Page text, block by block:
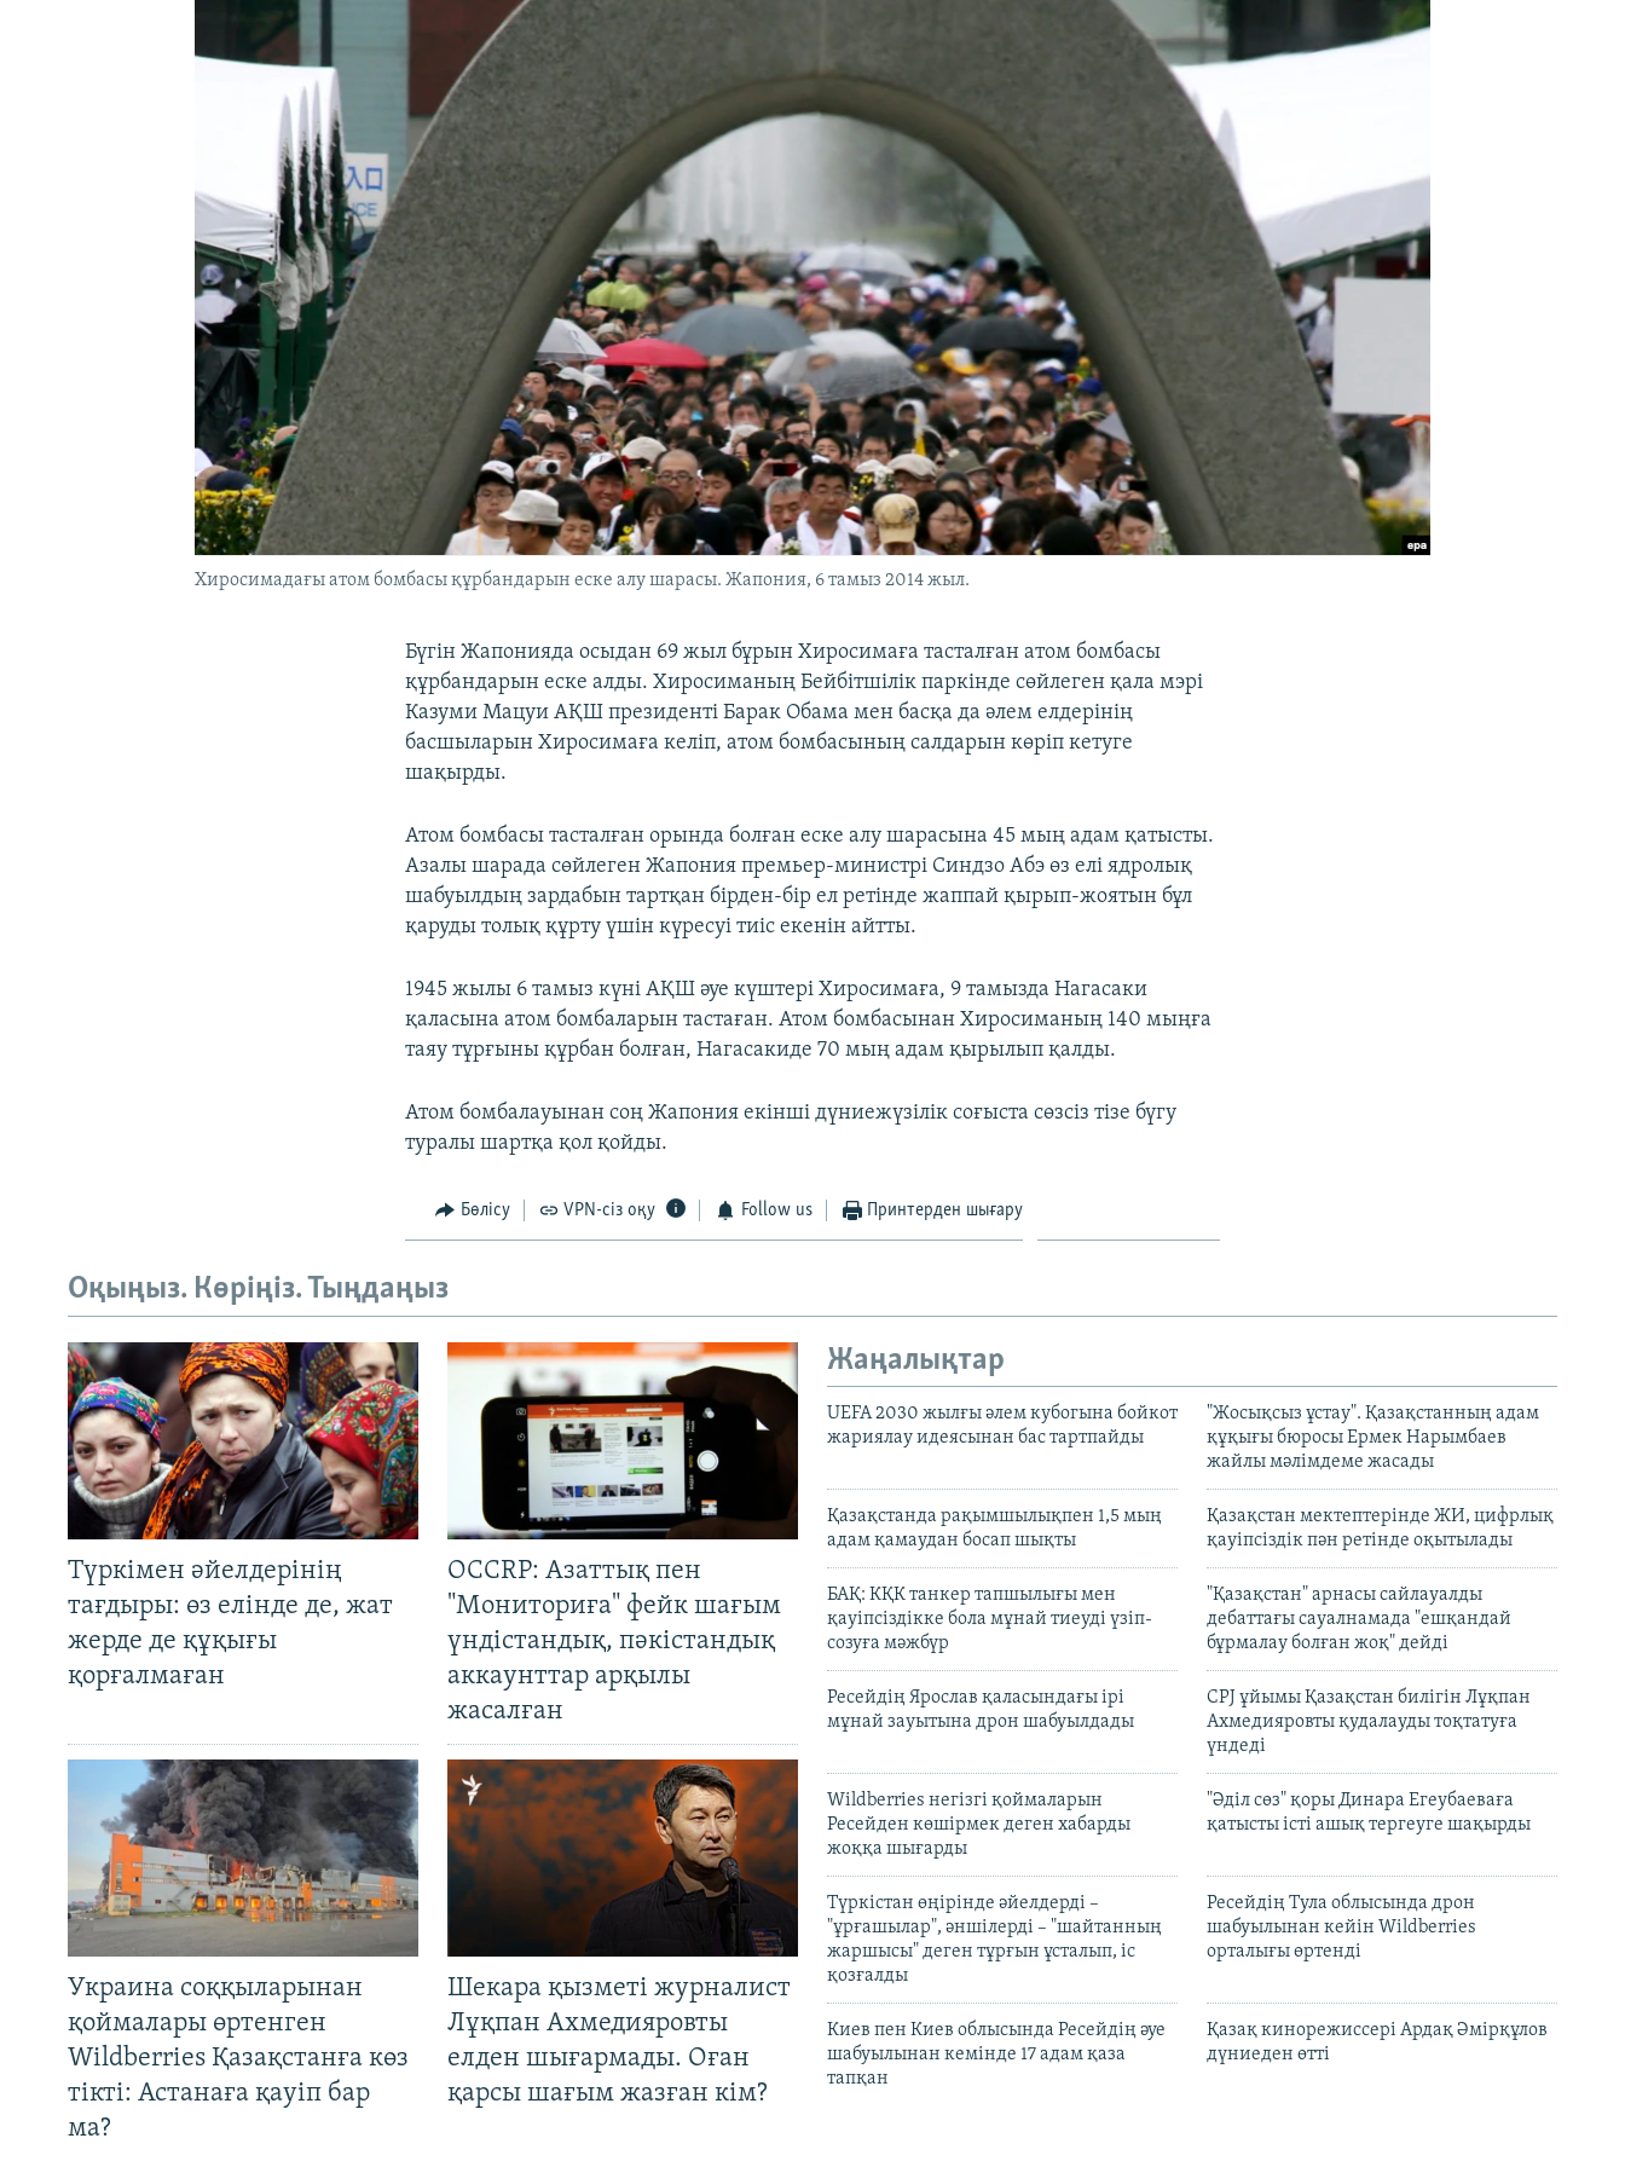
Хиросимадағы атом бомбасы құрбандарын еске алу шарасы. Жапония, 6 тамыз 2014 жыл.
Бүгін Жапонияда осыдан 69 жыл бұрын Хиросимаға тасталған атом бомбасы
құрбандарын еске алды. Хиросиманың Бейбітшілік паркінде сөйлеген қала мэрі
Казуми Мацуи АҚШ президенті Барак Обама мен басқа да әлем елдерінің
басшыларын Хиросимаға келіп, атом бомбасының салдарын көріп кетуге
шақырды.
Атом бомбасы тасталған орында болған еске алу шарасына 45 мың адам қатысты.
Азалы шарада сөйлеген Жапония премьер-министрі Синдзо Абэ өз елі ядролық
шабуылдың зардабын тартқан бірден-бір ел ретінде жаппай қырып-жоятын бұл
қаруды толық құрту үшін күресуі тиіс екенін айтты.
1945 жылы 6 тамыз күні АҚШ әуе күштері Хиросимаға, 9 тамызда Нагасаки
қаласына атом бомбаларын тастаған. Атом бомбасынан Хиросиманың 140 мыңға
таяу тұрғыны құрбан болған, Нагасакиде 70 мың адам қырылып қалды.
Атом бомбалауынан соң Жапония екінші дүниежүзілік соғыста сөзсіз тізе бүгу
туралы шартқа қол қойды.
Бөлісу VPN-сіз оқу Follow us Принтерден шығару
Оқыңыз. Көріңіз. Тыңдаңыз
Түркімен әйелдерінің
тағдыры: өз елінде де, жат
жерде де құқығы
қорғалмаған
OCCRP: Азаттық пен
"Мониториға" фейк шағым
үндістандық, пәкістандық
аккаунттар арқылы
жасалған
Украина соққыларынан
қоймалары өртенген
Wildberries Қазақстанға көз
тікті: Астанаға қауіп бар
ма?
Шекара қызметі журналист
Лұқпан Ахмедияровты
елден шығармады. Оған
қарсы шағым жазған кім?
Жаңалықтар
UEFA 2030 жылғы әлем кубогына бойкот
жариялау идеясынан бас тартпайды
"Жосықсыз ұстау". Қазақстанның адам
құқығы бюросы Ермек Нарымбаев
жайлы мәлімдеме жасады
Қазақстанда рақымшылықпен 1,5 мың
адам қамаудан босап шықты
Қазақстан мектептерінде ЖИ, цифрлық
қауіпсіздік пән ретінде оқытылады
БАҚ: КҚК танкер тапшылығы мен
қауіпсіздікке бола мұнай тиеуді үзіп-
созуға мәжбүр
"Қазақстан" арнасы сайлауалды
дебаттағы сауалнамада "ешқандай
бұрмалау болған жоқ" дейді
Ресейдің Ярослав қаласындағы ірі
мұнай зауытына дрон шабуылдады
CPJ ұйымы Қазақстан билігін Лұқпан
Ахмедияровты қудалауды тоқтатуға
үндеді
Wildberries негізгі қоймаларын
Ресейден көшірмек деген хабарды
жоққа шығарды
"Әділ сөз" қоры Динара Егеубаеваға
қатысты істі ашық тергеуге шақырды
Түркістан өңірінде әйелдерді –
"ұрғашылар", әншілерді – "шайтанның
жаршысы" деген тұрғын ұсталып, іс
қозғалды
Ресейдің Тула облысында дрон
шабуылынан кейін Wildberries
орталығы өртенді
Киев пен Киев облысында Ресейдің әуе
шабуылынан кемінде 17 адам қаза
тапқан
Қазақ кинорежиссері Ардақ Әмірқұлов
дүниеден өтті